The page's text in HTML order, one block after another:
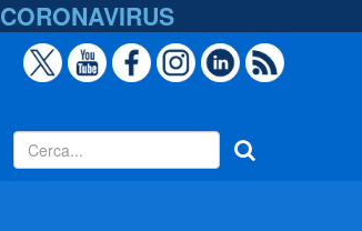
CORONAVIRUS